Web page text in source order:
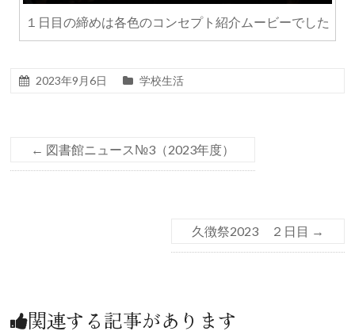
１日目の締めは各色のコンセプト紹介ムービーでした
2023年9月6日 学校生活
← 図書館ニュース№3（2023年度）
久徴祭2023 ２日目 →
関連する記事があります